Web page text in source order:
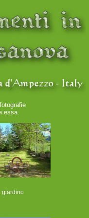
essa.
giardino